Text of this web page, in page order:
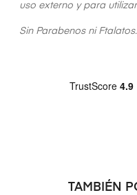
uso externo y para
Sin Parabenos ni Ftalatos.
TAMBIÉN